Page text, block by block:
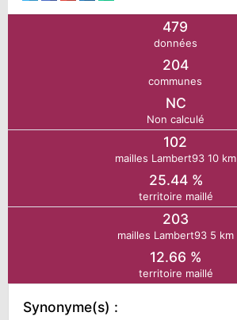
479
données
204
communes
NC
Non calculé
102
mailles Lambert93 10 km
25.44 %
territoire maillé
203
mailles Lambert93 5 km
12.66 %
territoire maillé
Synonyme(s) :